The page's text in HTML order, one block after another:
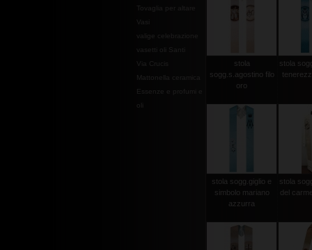
valige celebrazione
Mattonella ceramica
Essenze e profumi e
stola
sogg.s.agostino filo
oro
stola
stola sogg.giglio e
simbolo mariano
azzurra
stola
del